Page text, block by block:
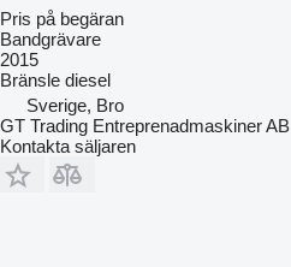
Pris på begäran
Bandgrävare
2015
Bränsle diesel
Sverige, Bro
GT Trading Entreprenadmaskiner AB
Kontakta säljaren